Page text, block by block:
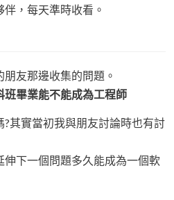
，每天準時收看。
友那邊收集的問題。
班畢業能不能成為工程師
其實當初我與朋友討論時也有討
下一個問題多久能成為一個軟